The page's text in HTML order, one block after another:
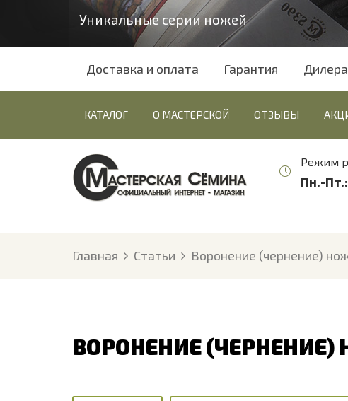
Уникальные серии ножей
Доставка и оплата Гарантия
КАТАЛОГ О МАСТЕРСКОЙ ОТЗЫВЫ
Режим
Пн.-
Главная Статьи Воронение (чернение)
ВОРОНЕНИЕ